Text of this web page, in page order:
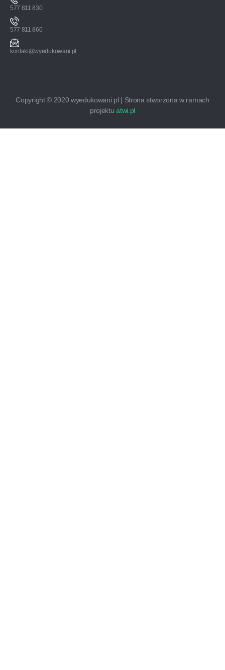
577 811 830
577 811 860
kontakt@wyedukowani.pl
Copyright © 2020 wyedukowani.pl | Strona stworzona w ramach
projektuatwi.pl